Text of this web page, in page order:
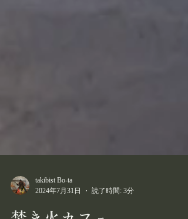
2024年7月31日